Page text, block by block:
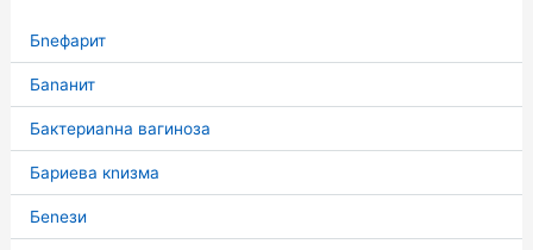
Бnефарит
Баnанит
Бактериаnна вагиноза
Бариева кnизма
Беnези